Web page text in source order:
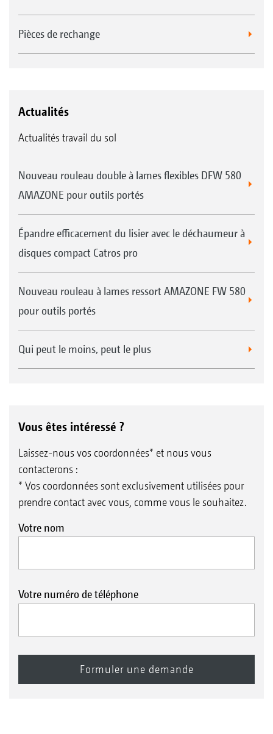
Pièces de rechange
Actualités
Actualités travail du sol
Nouveau rouleau double à lames flexibles DFW 580
AMAZONE pour outils portés
Épandre efficacement du lisier avec le déchaumeur à
disques compact Catros pro
Nouveau rouleau à lames ressort AMAZONE FW 580
pour outils portés
Qui peut le moins, peut le plus
Vous êtes intéressé ?
Laissez-nous vos coordonnées* et nous vous
contacterons :
* Vos coordonnées sont exclusivement utilisées pour
prendre contact avec vous, comme vous le souhaitez.
Votre nom
Votre numéro de téléphone